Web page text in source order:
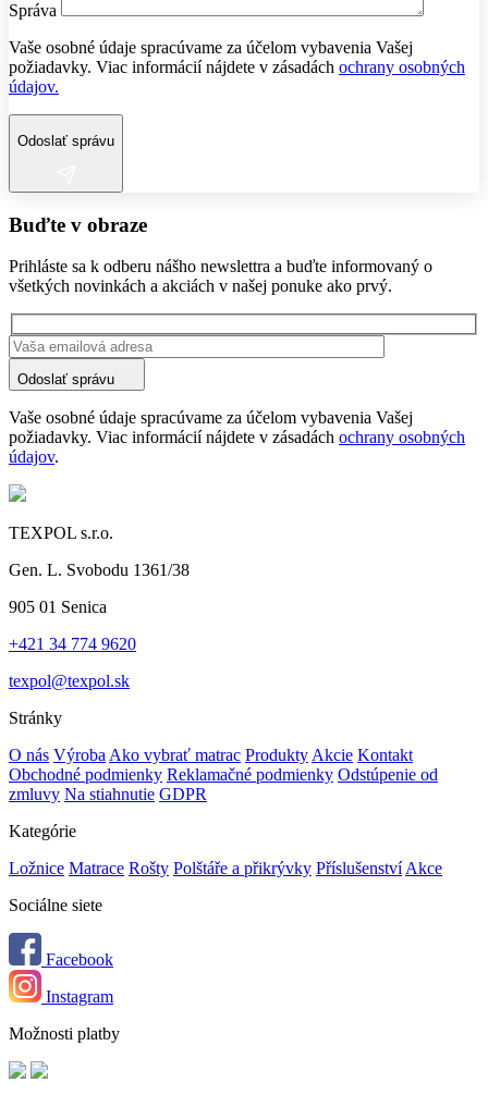
Správa
Vaše osobné údaje spracúvame za účelom vybavenia Vašej
požiadavky. Viac informácií nájdete v zásadách ochrany osobných
údajov.
Odoslať správu
Buďte v obraze
Prihláste sa k odberu nášho newslettra a buďte informovaný o
všetkých novinkách a akciách v našej ponuke ako prvý.
Odoslať správu
Vaše osobné údaje spracúvame za účelom vybavenia Vašej
požiadavky. Viac informácií nájdete v zásadách ochrany osobných
údajov.
TEXPOL s.r.o.
Gen. L. Svobodu 1361/38
905 01 Senica
+421 34 774 9620
texpol@texpol.sk
Stránky
O nás Výroba Ako vybrať matrac Produkty Akcie Kontakt
Obchodné podmienky Reklamačné podmienky Odstúpenie od
zmluvy Na stiahnutie GDPR
Kategórie
Ložnice Matrace Rošty Polštáře a přikrývky Příslušenství Akce
Sociálne siete
Facebook
Instagram
Možnosti platby